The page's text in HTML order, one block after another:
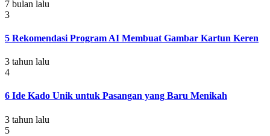
7 bulan lalu
3
5 Rekomendasi Program AI Membuat Gambar Kartun Keren
3 tahun lalu
4
6 Ide Kado Unik untuk Pasangan yang Baru Menikah
3 tahun lalu
5